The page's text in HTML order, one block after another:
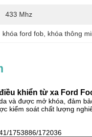
433 Mhz
khóa ford fob khóa thông
khiển từ xa Ford
và được mở khóa, đảm
kiểm soát chất lượng
1753886/172036